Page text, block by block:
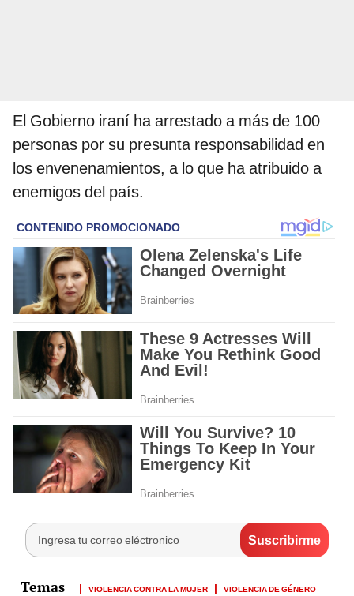
El Gobierno iraní ha arrestado a más de 100
personas por su presunta responsabilidad en
los envenenamientos, a lo que ha atribuido a
enemigos del país.
VIOLENCIA CONTRA LA MUJER VIOLENCIA DE GÉNERO